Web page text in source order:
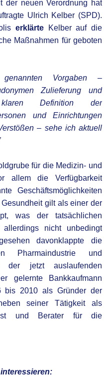
der neuen Verordnung hat
Ulrich Kelber (SPD).
erklärte Kelber auf die
Maßnahmen für geboten
Vorgaben –
Zulieferung und
Definition der
und Einrichtungen
– sehe ich aktuell
für die Medizin- und
allem die Verfügbarkeit
Geschäftsmöglichkeiten
gilt als einer der
was der tatsächlichen
nicht unbedingt
davonklappte die
Pharmaindustrie und
der jetzt auslaufenden
gelernte Bankkaufmann
bis 2010 als Gründer der
seiner Tätigkeit als
und Berater für die